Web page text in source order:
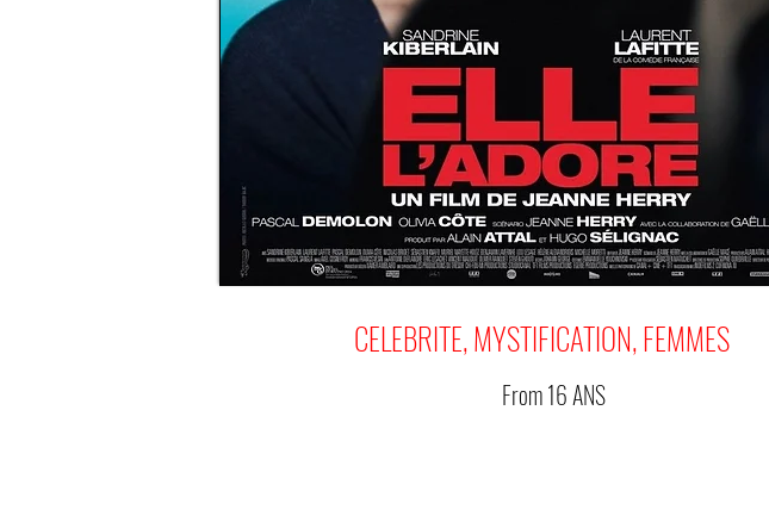
CELEBRITE, MYSTIFICATION, FEMMES
From16 ANS